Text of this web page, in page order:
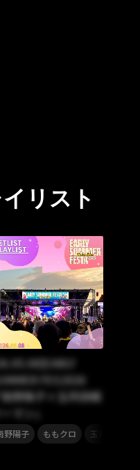
リスト
クローバーZ
FES2026
南野陽子×玉井詩織
ーマン」
野陽子 ももクロ 玉井詩織